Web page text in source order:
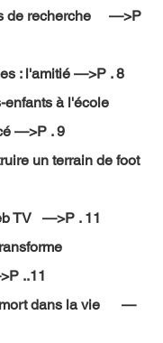
de recherche     —>P
: l'amitié —>P . 8
enfants à l'école
—>P . 9
un terrain de foot
TV   —>P . 11
..11
dans la vie      —